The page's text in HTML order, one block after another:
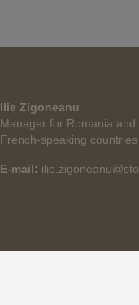
Ilie Zigoneanu
Manager for Romania and
French-speaking countries
E-mail: